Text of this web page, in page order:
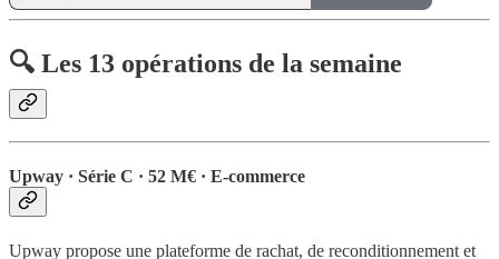
🔍 Les 13 opérations de la semaine
Upway · Série C · 52 M€ · E-commerce
Upway propose une plateforme de rachat, de reconditionnement et